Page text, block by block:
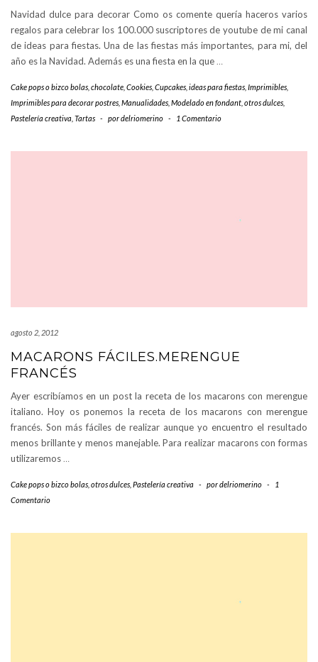
Navidad dulce para decorar Como os comente quería haceros varios
regalos para celebrar los 100.000 suscriptores de youtube de mi canal
de ideas para fiestas. Una de las fiestas más importantes, para mi, del
año es la Navidad. Además es una fiesta en la que …
Cake pops o bizco bolas chocolate Cookies Cupcakes ideas para fiestas Imprimibles
Imprimibles para decorar postres Manualidades Modelado en fondant otros dulces
Pastelería creativa Tartas - pordelriomerino - 1 Comentario
agosto 2, 2012
MACARONS FÁCILES.MERENGUE
FRANCÉS
Ayer escribíamos en un post la receta de los macarons con merengue
italiano. Hoy os ponemos la receta de los macarons con merengue
francés. Son más fáciles de realizar aunque yo encuentro el resultado
menos brillante y menos manejable. Para realizar macarons con formas
utilizaremos …
Cake pops o bizco bolas otros dulces Pastelería creativa - pordelriomerino -
1
Comentario